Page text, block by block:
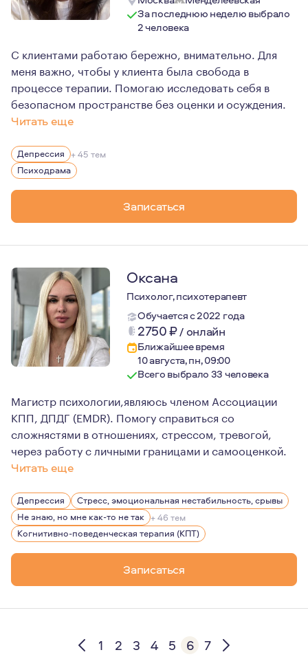
За последнюю неделю выбрало
2 человека
С клиентами работаю бережно, внимательно. Для
меня важно, чтобы у клиента была свобода в
процессе терапии. Помогаю исследовать себя в
безопасном пространстве без оценки и осуждения.
Читать еще
Я замужем, у меня есть двое детей (мальчик и
В психотерапию мой путь был долгим...В 2013 году
Обучаться психодраме пошла в 2021 году и она сразу
Психодрама - это по любви)
Депрессия + 45 тем
Психодрама
Записаться
Оксана
Психолог, психотерапевт
Обучается с 2022 года
2750₽/ онлайн
Ближайшее время
10 августа, пн, 09:00
Всего выбрало 33 человека
Магистр психологии,являюсь членом Ассоциации
КПП, ДПДГ (EMDR). Помогу справиться со
сложнястями в отношениях, стрессом, тревогой,
через работу с личными границами и самооценкой.
Читать еще
Благодаря своему опыту, мне легко придерживаться
Я готова быть опорой для тех, кто только начинает
Готова помочь в формировании новых привычек
Я делаю это бережно и внимательно, с уважением к
На психологической консультации можно
Депрессия
Стресс, эмоциональная нестабильность, срывы
Не знаю, но мне как-то не так + 46 тем
Когнитивно-поведенческая терапия (КПТ)
Записаться
1 2 3 4 5 6 7